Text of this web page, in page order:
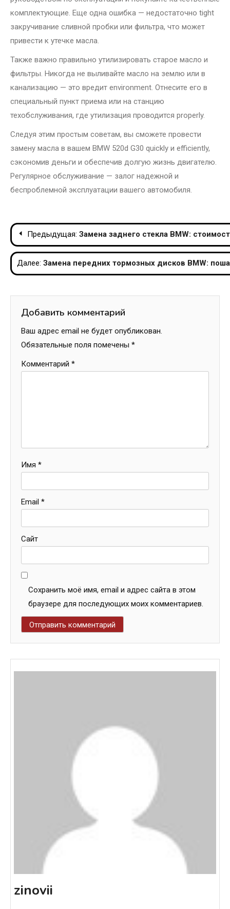
комплектующие. Еще одна ошибка — недостаточно tight
закручивание сливной пробки или фильтра, что может
привести к утечке масла.
Также важно правильно утилизировать старое масло и
фильтры. Никогда не выливайте масло на землю или в
канализацию — это вредит environment. Отнесите его в
специальный пункт приема или на станцию
техобслуживания, где утилизация проводится properly.
Следуя этим простым советам, вы сможете провести
замену масла в вашем BMW 520d G30 quickly и efficiently,
сэкономив деньги и обеспечив долгую жизнь двигателю.
Регулярное обслуживание — залог надежной и
беспроблемной эксплуатации вашего автомобиля.
Навигация
по
записям
Предыдущая: Замена заднего стекла BMW:
Далее: Замена передних тормозных дисков BMW:
Добавить комментарий
Ваш адрес email не будет опубликован.
Обязательные поля помечены *
Комментарий *
Имя *
Email *
Сайт
Сохранить моё имя, email и адрес сайта в этом
браузере для последующих моих комментариев.
zinovii